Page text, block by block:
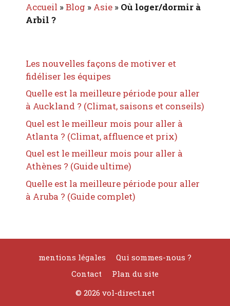
Accueil »Blog » Asie » Où loger/dormir à
Arbil ?
Les nouvelles façons de motiver et
fidéliser les équipes
Quelle est la meilleure période pour aller
à Auckland ? (Climat, saisons et conseils)
Quel est le meilleur mois pour aller à
Atlanta ? (Climat, affluence et prix)
Quel est le meilleur mois pour aller à
Athènes ? (Guide ultime)
Quelle est la meilleure période pour aller
à Aruba ? (Guide complet)
mentions légales
Qui sommes-nous ?
Contact
Plan du site
© 2026 vol-direct.net